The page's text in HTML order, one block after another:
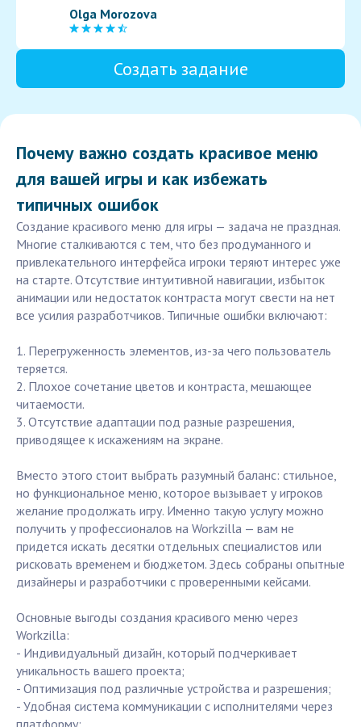
Olga Morozova
Создать задание
Почему важно создать красивое меню
для вашей игры и как избежать
типичных ошибок
Создание красивого меню для игры — задача не праздная.
Многие сталкиваются с тем, что без продуманного и
привлекательного интерфейса игроки теряют интерес уже
на старте. Отсутствие интуитивной навигации, избыток
анимации или недостаток контраста могут свести на нет
все усилия разработчиков. Типичные ошибки включают:
1. Перегруженность элементов, из-за чего пользователь
теряется.
2. Плохое сочетание цветов и контраста, мешающее
читаемости.
3. Отсутствие адаптации под разные разрешения,
приводящее к искажениям на экране.
Вместо этого стоит выбрать разумный баланс: стильное,
но функциональное меню, которое вызывает у игроков
желание продолжать игру. Именно такую услугу можно
получить у профессионалов на Workzilla — вам не
придется искать десятки отдельных специалистов или
рисковать временем и бюджетом. Здесь собраны опытные
дизайнеры и разработчики с проверенными кейсами.
Основные выгоды создания красивого меню через
Workzilla:
- Индивидуальный дизайн, который подчеркивает
уникальность вашего проекта;
- Оптимизация под различные устройства и разрешения;
- Удобная система коммуникации с исполнителями через